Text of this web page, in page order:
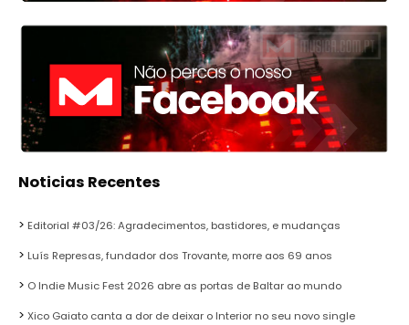
Noticias Recentes
Editorial #03/26: Agradecimentos, bastidores, e mudanças
Luís Represas, fundador dos Trovante, morre aos 69 anos
O Indie Music Fest 2026 abre as portas de Baltar ao mundo
Xico Gaiato canta a dor de deixar o Interior no seu novo single